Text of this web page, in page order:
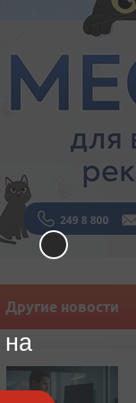
Другие новости